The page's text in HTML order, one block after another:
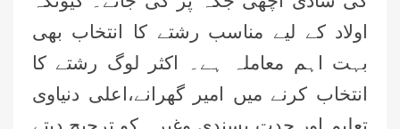
اولاد کے لیے مناسب رشتے کا انتخاب بھی
بہت اہم معاملہ ہے۔ اکثر لوگ رشتے کا
انتخاب کرنے میں امیر گھرانے،اعلی دنیاوی